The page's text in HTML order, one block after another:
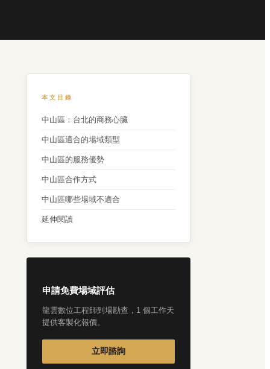
本文目錄
中山區：台北的商務心臟
中山區適合的場域類型
中山區的服務優勢
中山區合作方式
中山區哪些場域不適合
延伸閱讀
申請免費場域評估
龍雲數位工程師到場勘查，1 個工作天
提供客製化報價。
立即諮詢